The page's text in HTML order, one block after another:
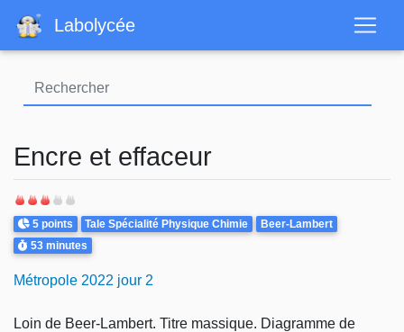
contenu
Labolycée
Encre et effaceur
Points
5 points Theme
Tale Spécialité Physique Chimie Beer-Lambert
Durée
53 minutes
Métropole 2022 jour 2
Loin de Beer-Lambert. Titre massique. Diagramme de